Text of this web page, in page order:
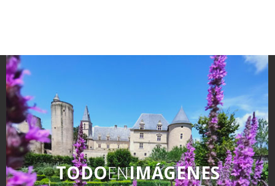
TODOENIMÁGENES